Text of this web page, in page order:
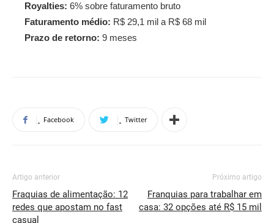
Royalties: 6% sobre faturamento bruto
Faturamento médio: R$ 29,1 mil a R$ 68 mil
Prazo de retorno: 9 meses
Facebook Twitter
Artigo anterior
Fraquias de alimentação: 12
redes que apostam no fast
casual
Próximo artigo
Franquias para trabalhar em
casa: 32 opções até R$ 15 mil